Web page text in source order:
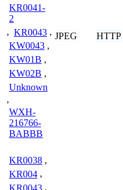
KR0041-
2
, KR0043 ,
KW0043 ,
KW01B ,
KW02B ,
Unknown
,
WXH-
216766-
BABBB
JPEG HTTP
KR0038 ,
KR004 ,
KR0043 ,